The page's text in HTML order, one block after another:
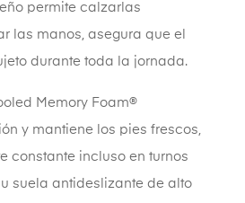
permite calzarlas
las manos, asegura que el
durante toda la jornada.
Memory Foam®
y mantiene los pies frescos,
constante incluso en turnos
suela antideslizante de alto